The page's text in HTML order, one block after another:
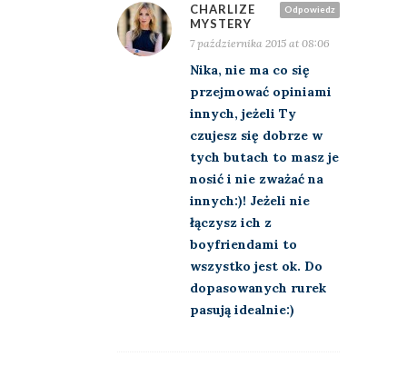
Odpowiedz
CHARLIZE
MYSTERY
7 października 2015 at 08:06
Nika, nie ma co się
przejmować opiniami
innych, jeżeli Ty
czujesz się dobrze w
tych butach to masz je
nosić i nie zważać na
innych:)! Jeżeli nie
łączysz ich z
boyfriendami to
wszystko jest ok. Do
dopasowanych rurek
pasują idealnie:)